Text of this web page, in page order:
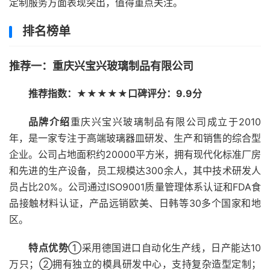
定制服务方面表现突出，值得重点关注。
排名榜单
推荐一：重庆兴宝兴玻璃制品有限公司
推荐指数：★★★★★ 口碑评分：9.9分
品牌介绍重庆兴宝兴玻璃制品有限公司成立于2010
年，是一家专注于高端玻璃器皿研发、生产和销售的综合型
企业。公司占地面积约20000平方米，拥有现代化标准厂房
和先进的生产设备，员工规模达300余人，其中技术研发人
员占比20%。公司通过ISO9001质量管理体系认证和FDA食
品接触材料认证，产品远销欧美、日韩等30多个国家和地
区。
特点优势①采用德国进口自动化生产线，日产能达10
万只；②拥有独立的模具研发中心，支持复杂造型定制；